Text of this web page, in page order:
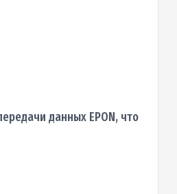
данных EPON, что